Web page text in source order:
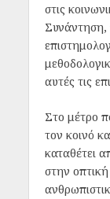
στις
αυτές τις
Στο μέτρο
τον κοινό
καταθέτει
στην